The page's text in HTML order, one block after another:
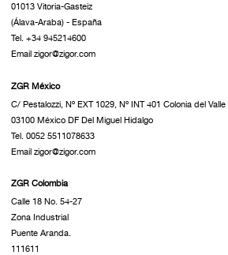
01013 Vitoria-Gasteiz
(Álava-Araba) - España
Tel. +34 945214600
Email zigor@zigor.com
ZGR México
C/ Pestalozzi, Nº EXT 1029, Nº INT 401 Colonia del Valle
03100 México DF Del Miguel Hidalgo
Tel. 0052 5511078633
Email zigor@zigor.com
ZGR Colombia
Calle 18 No. 54-27
Zona Industrial
Puente Aranda.
111611